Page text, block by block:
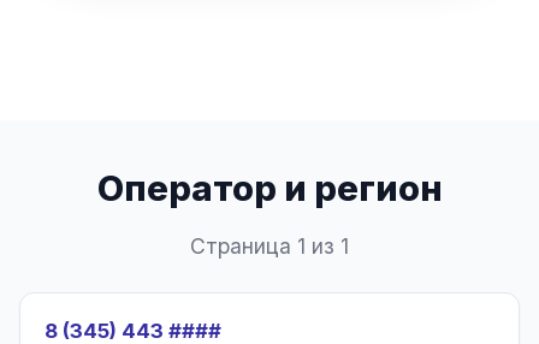
Оператор и регион
Страница 1 из 1
8 (345) 443 ####